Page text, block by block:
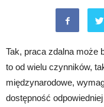
Tak, praca zdalna może
to od wielu czynników,
międzynarodowe,
dostępność